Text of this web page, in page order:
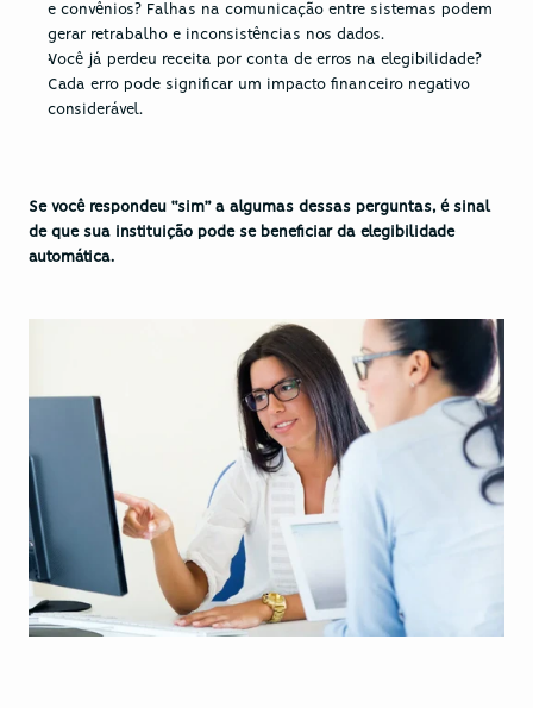
e convênios? Falhas na comunicação entre sistemas podem
gerar retrabalho e inconsistências nos dados.
Você já perdeu receita por conta de erros na elegibilidade?
Cada erro pode significar um impacto financeiro negativo
considerável.
Se você respondeu “sim” a algumas dessas perguntas, é sinal
de que sua instituição pode se beneficiar da elegibilidade
automática.